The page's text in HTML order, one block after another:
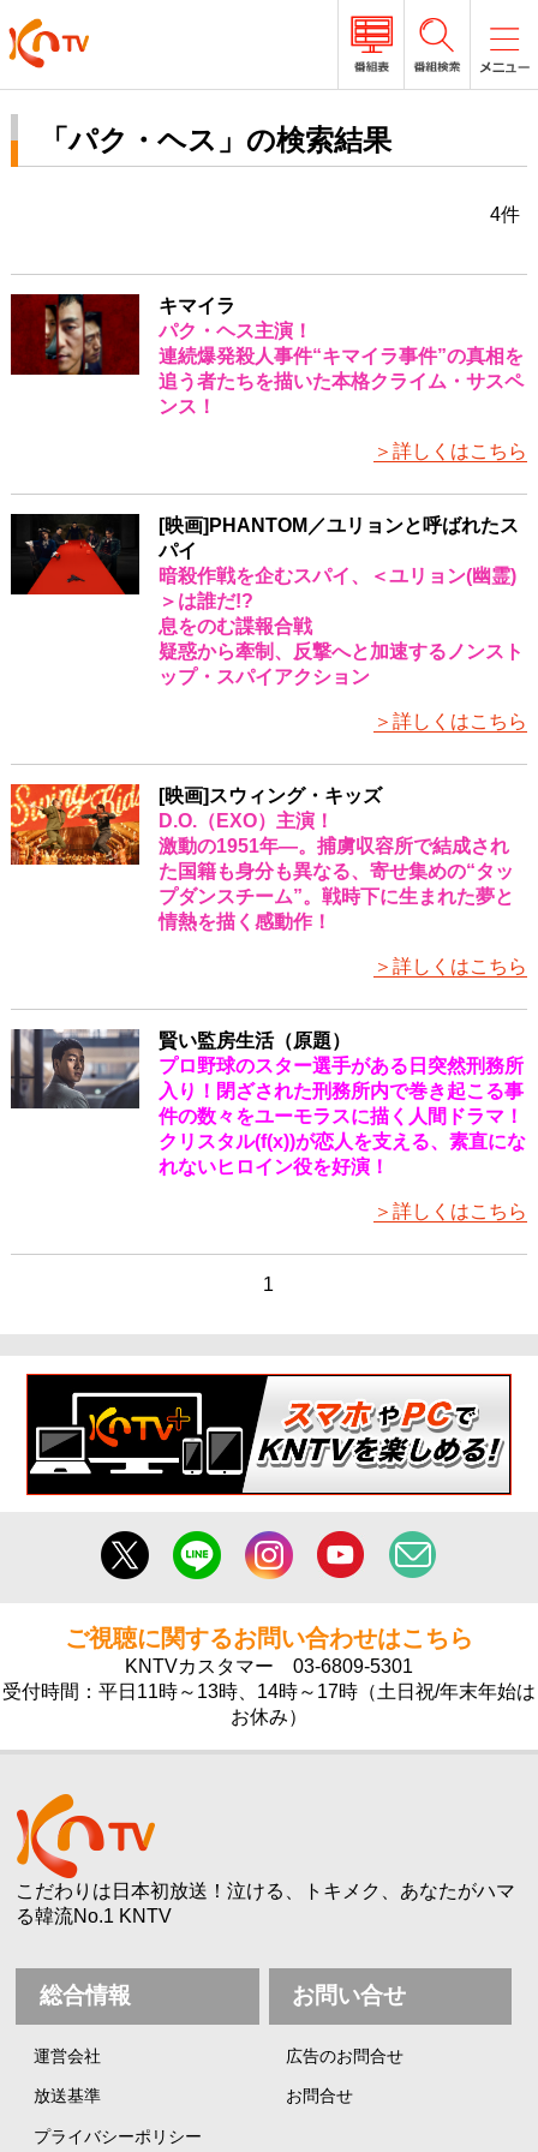
「パク・ヘス」の検索結果
4件
キマイラ
パク・ヘス主演！
連続爆発殺人事件“キマイラ事件”の真相を
追う者たちを描いた本格クライム・サスペ
ンス！
＞詳しくはこちら
[映画]PHANTOM／ユリョンと呼ばれたス
パイ
暗殺作戦を企むスパイ、＜ユリョン(幽霊)
＞は誰だ!?
息をのむ諜報合戦
疑惑から牽制、反撃へと加速するノンスト
ップ・スパイアクション
＞詳しくはこちら
[映画]スウィング・キッズ
D.O.（EXO）主演！
激動の1951年―。捕虜収容所で結成され
た国籍も身分も異なる、寄せ集めの“タッ
プダンスチーム”。戦時下に生まれた夢と
情熱を描く感動作！
＞詳しくはこちら
賢い監房生活（原題）
プロ野球のスター選手がある日突然刑務所
入り！閉ざされた刑務所内で巻き起こる事
件の数々をユーモラスに描く人間ドラマ！
クリスタル(f(x))が恋人を支える、素直にな
れないヒロイン役を好演！
＞詳しくはこちら
1
ご視聴に関するお問い合わせはこちら
KNTVカスタマー 03-6809-5301
受付時間：平日11時～13時、14時～17時（土日祝/年末年始は
お休み）
こだわりは日本初放送！泣ける、トキメク、あなたがハマ
る韓流No.1 KNTV
総合情報
運営会社
放送基準
プライバシーポリシー
お問い合せ
広告のお問合せ
お問合せ